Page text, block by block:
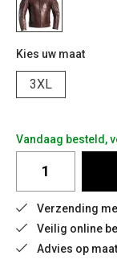
Kies uw maat
3XL
Vandaag besteld,
Verzending
Veilig online
Advies op maat